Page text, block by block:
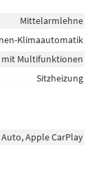
Mittelarmlehne
Klimaautomatik
mit Multifunktionen
Sitzheizung
Apple CarPlay